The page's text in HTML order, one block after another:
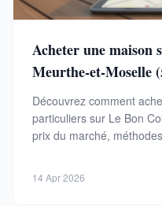
Acheter une maison
Meurthe-et-Moselle
Découvrez comment
particuliers sur Le Bon
prix du marché,
14 Apr 2026